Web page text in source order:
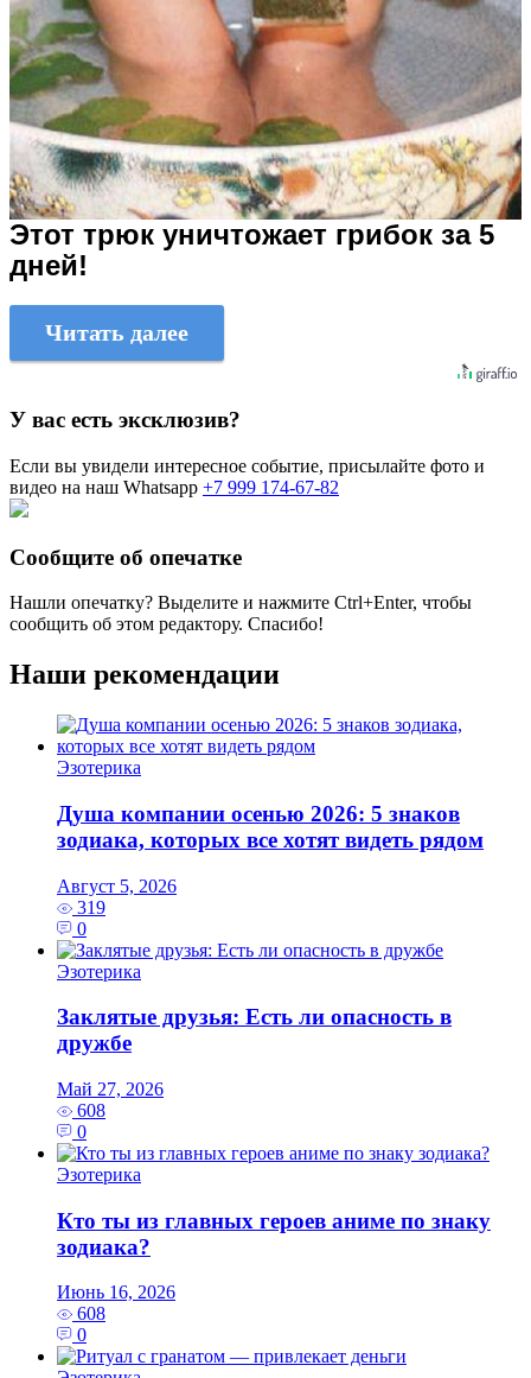
Этот трюк уничтожает грибок за 5
дней!
Читать далее
У вас есть эксклюзив?
Если вы увидели интересное событие, присылайте фото и
видео на наш Whatsapp +7 999 174-67-82
Сообщите об опечатке
Нашли опечатку? Выделите и нажмите Ctrl+Enter, чтобы
сообщить об этом редактору. Спасибо!
Наши рекомендации
Эзотерика
Душа компании осенью 2026: 5 знаков
зодиака, которых все хотят видеть рядом
Август 5, 2026
319
0
Эзотерика
Заклятые друзья: Есть ли опасность в
дружбе
Май 27, 2026
608
0
Эзотерика
Кто ты из главных героев аниме по знаку
зодиака?
Июнь 16, 2026
608
0